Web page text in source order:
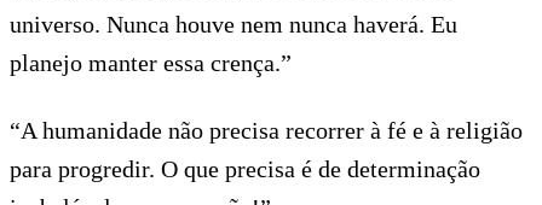
universo. Nunca houve nem nunca haverá. Eu
planejo manter essa crença.”
“A humanidade não precisa recorrer à fé e à religião
para progredir. O que precisa é de determinação